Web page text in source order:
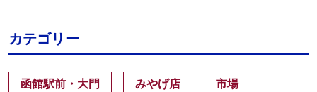
カテゴリー
函館駅前・大門 みやげ店 市場